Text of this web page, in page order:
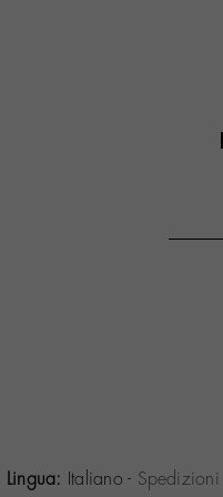
Lingua: Italiano- Spedizioni